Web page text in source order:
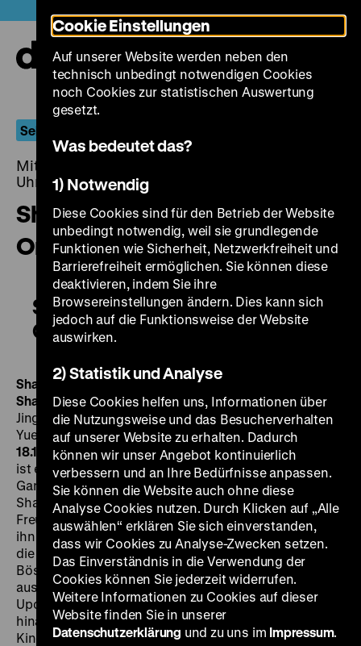
zum
Seiteninhalt
springen
Sehnsucht nach dem Regen
Mittwoch, 18. November 2015, 20.00 - 00.00
Uhr
Shanghai tan ma yongzhen /
Once Upon a Time in Shanghai
Shanghai tan ma yongzhen /
Once Upon a Time in Shanghai
Shanghai tan ma yongzhen Once Upon a Time in
ShanghaiCN/HK 2014, R: Wong Ching-Po, B: Wong
Jing, D: Philip Ng, Andy On, Sammo Hung, Michelle Hu,
Yuen Cheung-Yan, Chen Kuan Tai, 96’ · DCP, OmeU
18.11. um 20 UhrMa, ein idealistischer Junge vom Land,
ist ein moralischer Fixpunkt im anarchischen
Gangland, als das dieses Martial-Arts-Spektakel das
Shanghai der 1930er Jahre imaginiert. Selbst die
Freundschaft mit dem eleganten Mafiosi Long Qi wirft
ihn nicht aus der Bahn. Stattdessen verbünden sich
die beiden gegen andere, weitaus finsterere
Bösewichte. Zwischendurch bleibt Zeit für
ausgiebiges, albernesmale bonding. Ein Film wie Once
Upon a Time in Shanghai will nicht auf Originalität
hinaus; tatsächlich bestand der Reiz des Hongkong-
Kinos der 1980er und 1990er Jahre, das hier vom
Cookie Einstellungen
Auf unserer Website werden neben den
technisch unbedingt notwendigen Cookies
noch Cookies zur statistischen Auswertung
gesetzt.
Was bedeutet das?
1) Notwendig
Diese Cookies sind für den Betrieb der Website
unbedingt notwendig, weil sie grundlegende
Funktionen wie Sicherheit, Netzwerkfreiheit und
Barrierefreiheit ermöglichen. Sie können diese
deaktivieren, indem Sie ihre
Browsereinstellungen ändern. Dies kann sich
jedoch auf die Funktionsweise der Website
auswirken.
2) Statistik und Analyse
Diese Cookies helfen uns, Informationen über
die Nutzungsweise und das Besucherverhalten
auf unserer Website zu erhalten. Dadurch
können wir unser Angebot kontinuierlich
verbessern und an Ihre Bedürfnisse anpassen.
Sie können die Website auch ohne diese
Analyse Cookies nutzen. Durch Klicken auf „Alle
auswählen“ erklären Sie sich einverstanden,
dass wir Cookies zu Analyse-Zwecken setzen.
Das Einverständnis in die Verwendung der
Cookies können Sie jederzeit widerrufen.
Weitere Informationen zu Cookies auf dieser
Website finden Sie in unserer
Datenschutzerklärung und zu uns im Impressum.